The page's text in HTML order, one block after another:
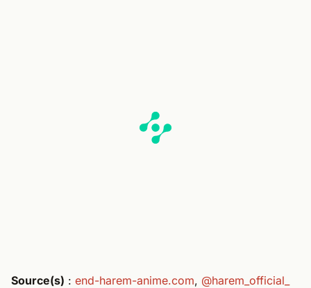
Source(s) : end-harem-anime.com, @harem_official_